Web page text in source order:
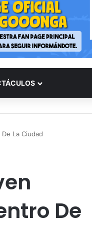
La Ciudad
De